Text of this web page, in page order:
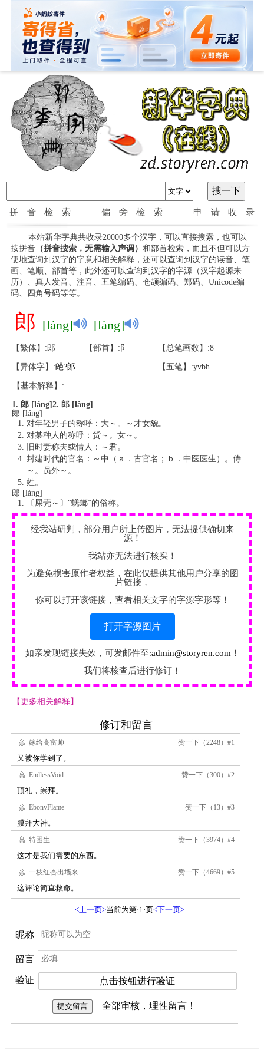
拼音检索 偏旁检索 申请收录
本站新华字典共收录20000多个汉字，可以直接搜索，也可以
按拼音（拼音搜索，无需输入声调） 和部首检索，而且不但可以方
便地查询到汉字的字意和相关解释，还可以查询到汉字的读音、笔
画、笔顺、部首等，此外还可以查询到汉字的字源（汉字起源来
历）、真人发音、注音、五笔编码、仓颉编码、郑码、Unicode编
码、四角号码等等。
郎 [láng] [làng]
【繁体】:郎 【部首】:阝 【总笔画数】:8
【异体字】:郒?郞 【五笔】:yvbh
【基本解释】:
1. 郎 [láng] 2. 郎 [làng]
郎 [láng]
对年轻男子的称呼：大～。～才女貌。
对某种人的称呼：货～。女～。
旧时妻称夫或情人：～君。
封建时代的官名：～中（ａ．古官名；ｂ．中医医生）。侍
～。员外～。
姓。
郎 [làng]
〔屎壳～〕“蜣螂”的俗称。
经我站研判，部分用户所上传图片，无法提供确切来
源！
我站亦无法进行核实！
为避免损害原作者权益，在此仅提供其他用户分享的图
片链接，
你可以打开该链接，查看相关文字的字源字形等！
打开字源图片
如亲发现链接失效，可发邮件至:admin@storyren.com ！
我们将核查后进行修订！
【更多相关解释】......